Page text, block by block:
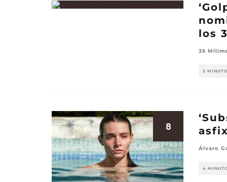
los
35
5
8
Álvaro
4